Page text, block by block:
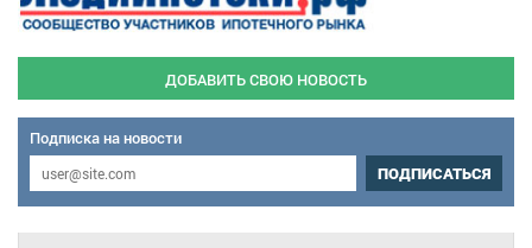
ДОБАВИТЬ СВОЮ НОВОСТЬ
Подписка на новости
ПОДПИСАТЬСЯ